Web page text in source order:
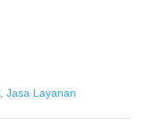
, Jasa Layanan